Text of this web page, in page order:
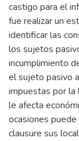
castigo para el
fue realizar un
identificar las
los sujetos
incumplimiento
el sujeto pasivo
impuestas por la
le afecta
ocasiones
clausure sus